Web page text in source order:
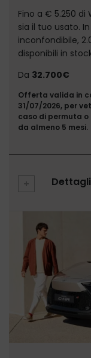
Fino a € 5.250 di
sia il tuo usato.
inconfondibile,
disponibili in
Da 32.700€
Offerta valida in
31/07/2026, per
caso di permuta
da almeno 5 mesi.